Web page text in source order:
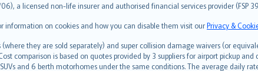
a licensed non-life insurer and authorised financial services provider (FSP
information on cookies and how you can disable them visit ourPrivacy &
they are sold separately) and super collision damage waivers (or
comparison is based on quotes provided by 3 suppliers for airport pickup and
and 6 berth motorhomes under the same conditions. The average daily